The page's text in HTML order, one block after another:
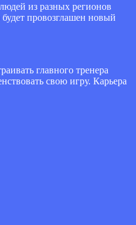
из разных регионов
провозглашен новый
главного тренера
свою игру. Карьера